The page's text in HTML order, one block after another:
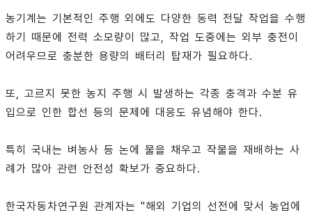
농기계는 기본적인 주행 외에도 다양한 동력 전달 작업을 수행
하기 때문에 전력 소모량이 많고, 작업 도중에는 외부 충전이
어려우므로 충분한 용량의 배터리 탑재가 필요하다.
또, 고르지 못한 농지 주행 시 발생하는 각종 충격과 수분 유
입으로 인한 합선 등의 문제에 대응도 유념해야 한다.
특히 국내는 벼농사 등 논에 물을 채우고 작물을 재배하는 사
례가 많아 관련 안전성 확보가 중요하다.
한국자동차연구원 관계자는 "해외 기업의 선전에 맞서 농업에